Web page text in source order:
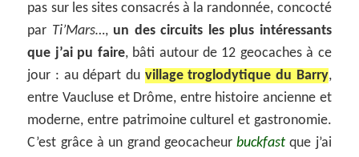
pas sur les sites consacrés à la randonnée, concocté
par Ti’Mars…, un des circuits les plus intéressants
que j’ai pu faire, bâti autour de 12 geocaches à ce
jour : au départ du village troglodytique du Barry,
entre Vaucluse et Drôme, entre histoire ancienne et
moderne, entre patrimoine culturel et gastronomie.
C’est grâce à un grand geocacheurbuckfast que j’ai